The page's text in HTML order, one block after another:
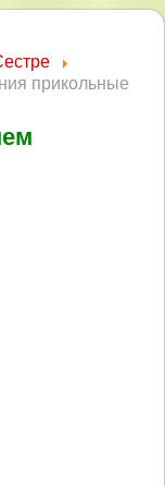
прикольные